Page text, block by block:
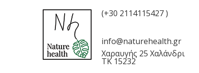
(+30 2114115427 )
info@naturehealth.gr
Χαραυγής 25 Χαλάνδρι
ΤΚ 15232